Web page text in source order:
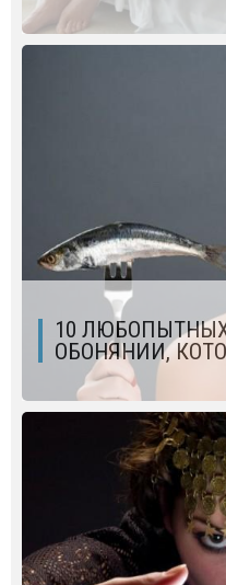
10
ОБОНЯНИИ,